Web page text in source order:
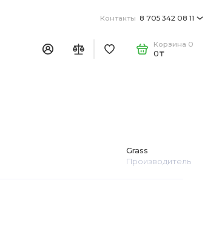
Контакты 8 705 342 08 11
Корзина 0
0₸
Grass
Производитель